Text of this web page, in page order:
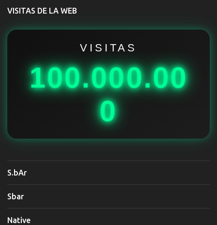
t
r
VISITAS DE LA WEB
VISITAS
100.000.00
0
S.bAr
Sbar
Native